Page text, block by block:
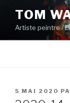
contenu
principal
TOM
Artiste peintre /
PUBLIÉ
LE
5 MAI 2020